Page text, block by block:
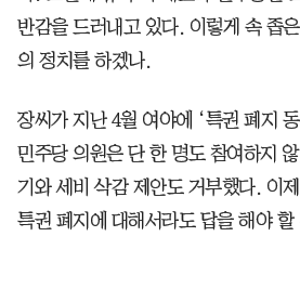
반감을 드러내고 있다. 이렇게 속 좁
의 정치를 하겠나.
장씨가 지난 4월 여야에 ‘특권 폐지
민주당 의원은 단 한 명도 참여하지
기와 세비 삭감 제안도 거부했다. 이
특권 폐지에 대해서라도 답을 해야 할